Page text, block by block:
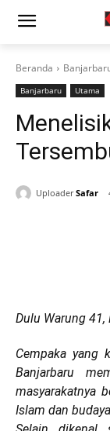
Beranda
Banjarbaru Utama
Uploader Safar
Dulu Warung
Cempaka yang
Banjarbaru
masyarakatnya
Islam dan